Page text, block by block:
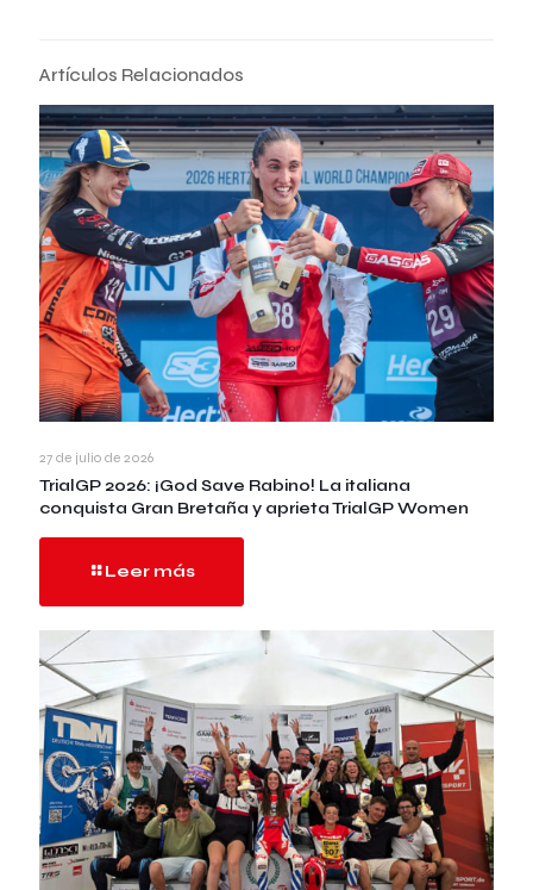
Artículos Relacionados
27 de julio de 2026
TrialGP 2026: ¡God Save Rabino! La italiana
conquista Gran Bretaña y aprieta TrialGP Women
Leer más